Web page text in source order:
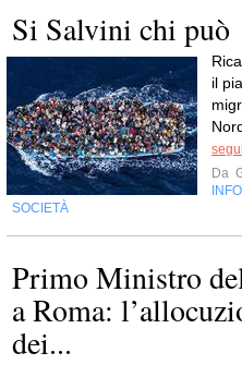
Si Salvini chi può
il
Da
SOCIETÀ
Primo Ministro
a Roma:
dei...